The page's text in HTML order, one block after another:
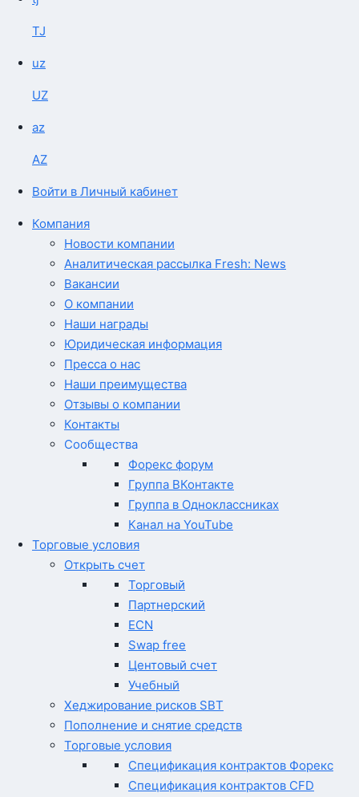
TJ
uz
UZ
az
AZ
Войти в Личный кабинет
Компания
Новости компании
Аналитическая рассылка Fresh: News
Вакансии
О компании
Наши награды
Юридическая информация
Пресса о нас
Наши преимущества
Отзывы о компании
Контакты
Сообщества
Форекс форум
Группа ВКонтакте
Группа в Одноклассниках
Канал на YouTube
Торговые условия
Открыть счет
Торговый
Партнерский
ECN
Swap free
Центовый счет
Учебный
Хеджирование рисков SBT
Пополнение и снятие средств
Торговые условия
Спецификация контрактов Форекс
Спецификация контрактов CFD